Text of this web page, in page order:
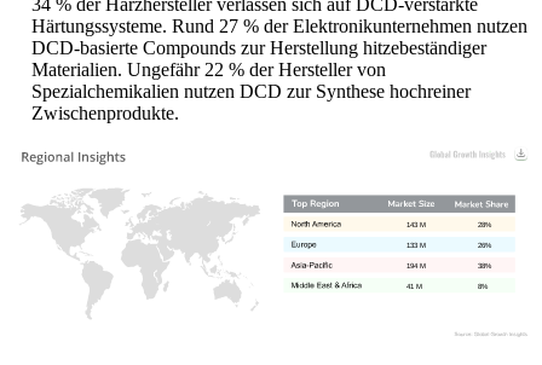
34 % der Harzhersteller verlassen sich auf DCD-verstärkte
Härtungssysteme. Rund 27 % der Elektronikunternehmen nutzen
DCD-basierte Compounds zur Herstellung hitzebeständiger
Materialien. Ungefähr 22 % der Hersteller von
Spezialchemikalien nutzen DCD zur Synthese hochreiner
Zwischenprodukte.
8%
41 M
38%
194 M
26%
133 M
28%
143 M